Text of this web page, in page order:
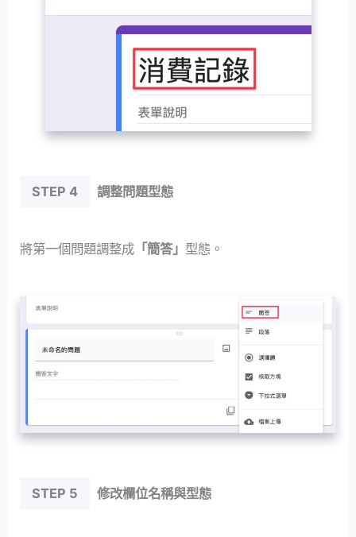
STEP 4 調整問題型態
將第一個問題調整成 「簡答」 型態。
STEP 5 修改欄位名稱與型態